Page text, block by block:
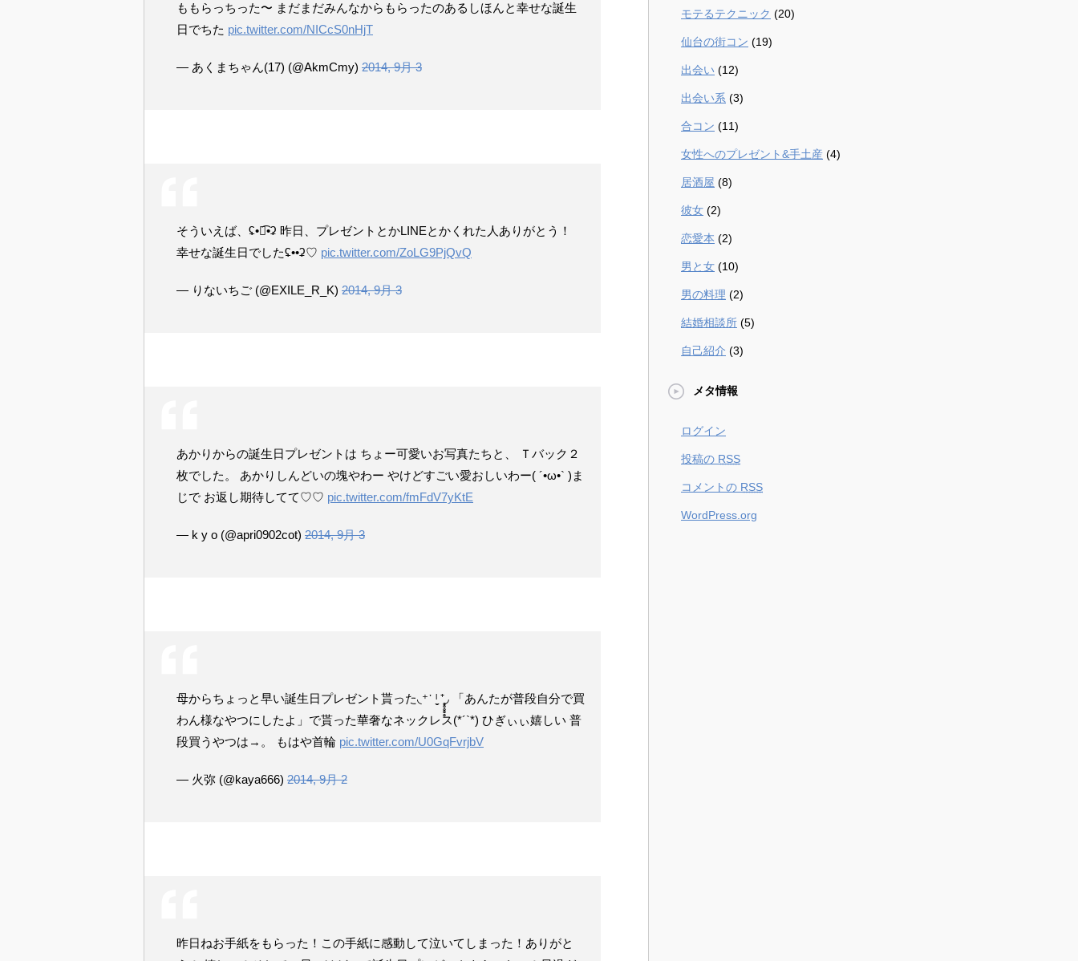
ももらっちった〜 まだまだみんなからもらったのあるしほんと幸せな誕生
日でちた pic.twitter.com/NICcS0nHjT
— あくまちゃん(17) (@AkmCmy) 2014, 9月 3
そういえば、ʢ•ꇵ͡•ʡ 昨日、プレゼントとかLINEとかくれた人ありがとう！
幸せな誕生日でしたʢ••ʡ♡ pic.twitter.com/ZoLG9PjQvQ
— りないちご (@EXILE_R_K) 2014, 9月 3
あかりからの誕生日プレゼントは ちょー可愛いお写真たちと、 Ｔバック２
枚でした。 あかりしんどいの塊やわー やけどすごい愛おしいわー( ´•ω•` )ま
じで お返し期待してて♡♡ pic.twitter.com/fmFdV7yKtE
— k y o (@apri0902cot) 2014, 9月 3
母からちょっと早い誕生日プレゼント貰った◟⁺᾽ ˡ̼̮ ⁺̥̥̥̥̥◞ 「あんたが普段自分で買
わん様なやつにしたよ」で貰った華奢なネックレス(*´`*) ひぎぃぃ嬉しい 普
段買うやつは→。 もはや首輪 pic.twitter.com/U0GqFvrjbV
— 火弥 (@kaya666) 2014, 9月 2
昨日ねお手紙をもらった！この手紙に感動して泣いてしまった！ありがと
モテるテクニック (20)
仙台の街コン (19)
出会い (12)
出会い系 (3)
合コン (11)
女性へのプレゼント&手土産 (4)
居酒屋 (8)
彼女 (2)
恋愛本 (2)
男と女 (10)
男の料理 (2)
結婚相談所 (5)
自己紹介 (3)
メタ情報
ログイン
投稿の RSS
コメントの RSS
WordPress.org